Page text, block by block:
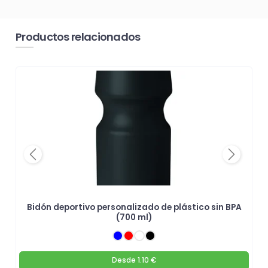
Productos relacionados
Bidón deportivo personalizado de plástico sin BPA
(700 ml)
Desde 1.10 €
Previous Next